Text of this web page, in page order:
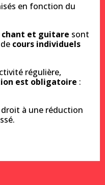
en fonction du
chant et guitare sont
cours individuels
régulière,
est obligatoire :
à une réduction